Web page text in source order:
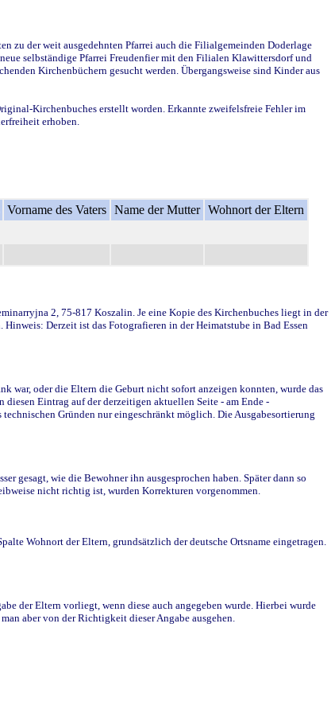
zu der weit ausgedehnten Pfarrei auch die Filialgemeinden Doderlage
selbständige Pfarrei Freudenfier mit den Filialen Klawittersdorf und
Kirchenbüchern gesucht werden. Übergangsweise sind Kinder aus
Kirchenbuches erstellt worden. Erkannte zweifelsfreie Fehler im
erhoben.
Vorname des Vaters Name der Mutter Wohnort der Eltern
2, 75-817 Koszalin. Je eine Kopie des Kirchenbuches liegt in der
Derzeit ist das Fotografieren in der Heimatstube in Bad Essen
war, oder die Eltern die Geburt nicht sofort anzeigen konnten, wurde das
Eintrag auf der derzeitigen aktuellen Seite - am Ende -
Gründen nur eingeschränkt möglich. Die Ausgabesortierung
gesagt, wie die Bewohner ihn ausgesprochen haben. Später dann so
nicht richtig ist, wurden Korrekturen vorgenommen.
Wohnort der Eltern, grundsätzlich der deutsche Ortsname eingetragen.
der Eltern vorliegt, wenn diese auch angegeben wurde. Hierbei wurde
aber von der Richtigkeit dieser Angabe ausgehen.